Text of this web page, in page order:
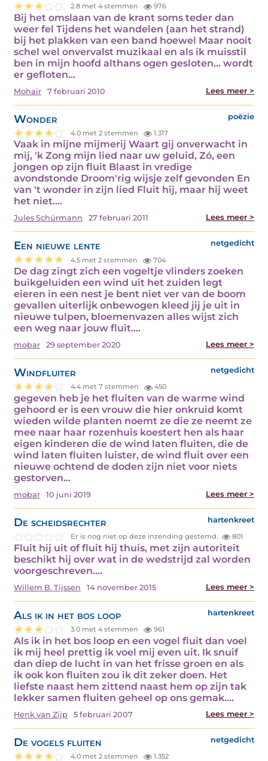
2.8 met 4 stemmen 976
Bij het omslaan van de krant soms teder dan
weer fel Tijdens het wandelen (aan het strand)
bij het plakken van een band hoewel Maar nooit
schel wel onvervalst muzikaal en als ik muisstil
ben in mijn hoofd althans ogen gesloten... wordt
er gefloten…
Mohair 7 februari 2010 Lees meer >
Wonder poëzie
4.0 met 2 stemmen 1.317
Vaak in mijne mijmerij Waart gij onverwacht in
mij, 'k Zong mijn lied naar uw geluid, Zó, een
jongen op zijn fluit Blaast in vredige
avondstonde Droom'rig wijsje zelf gevonden En
van 't wonder in zijn lied Fluit hij, maar hij weet
het niet.…
Jules Schürmann 27 februari 2011 Lees meer >
Een nieuwe lente netgedicht
4.5 met 2 stemmen 704
De dag zingt zich een vogeltje vlinders zoeken
buikgeluiden een wind uit het zuiden legt
eieren in een nest je bent niet ver van de boom
gevallen uiterlijk onbewogen kleed jij je uit in
nieuwe tulpen, bloemenvazen alles wijst zich
een weg naar jouw fluit.…
mobar 29 september 2020 Lees meer >
Windfluiter netgedicht
4.4 met 7 stemmen 450
gegeven heb je het fluiten van de warme wind
gehoord er is een vrouw die hier onkruid komt
wieden wilde planten noemt ze die ze neemt ze
mee naar haar rozenhuis koestert hen als haar
eigen kinderen die de wind laten fluiten, die de
wind laten fluiten luister, de wind fluit over een
nieuwe ochtend de doden zijn niet voor niets
gestorven…
mobar 10 juni 2019 Lees meer >
De scheidsrechter hartenkreet
Er is nog niet op deze inzending gestemd. 801
Fluit hij uit of fluit hij thuis, met zijn autoriteit
beschikt hij over wat in de wedstrijd zal worden
voorgeschreven.…
Willem B. Tijssen 14 november 2015 Lees meer >
Als ik in het bos loop hartenkreet
3.0 met 4 stemmen 961
Als ik in het bos loop en een vogel fluit dan voel
ik mij heel prettig ik voel mij even uit. Ik snuif
dan diep de lucht in van het frisse groen en als
ik ook kon fluiten zou ik dit zeker doen. Het
liefste naast hem zittend naast hem op zijn tak
lekker samen fluiten geheel op ons gemak.…
Henk van Zijp 5 februari 2007 Lees meer >
De vogels fluiten netgedicht
4.0 met 2 stemmen 1.352